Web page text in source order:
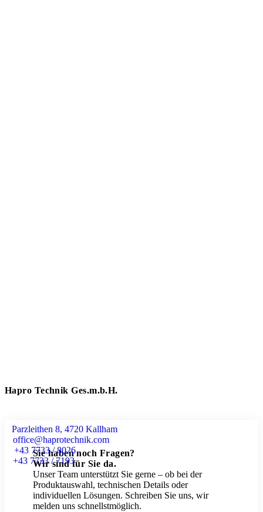
Hapro Technik Ges.m.b.H.
Parzleithen 8, 4720 Kallham
office@haprotechnik.com
+43 7733 / 8026
+43 7733 / 7193
Sie haben noch Fragen?
Wir sind für Sie da.
Unser Team unterstützt Sie gerne – ob bei der
Produktauswahl, technischen Details oder
individuellen Lösungen. Schreiben Sie uns, wir
melden uns schnellstmöglich.